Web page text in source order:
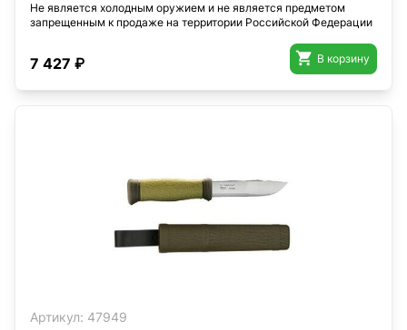
Не является холодным оружием и не является предметом
запрещенным к продаже на территории Российской Федерации
7 427 ₽  В корзину
Артикул: 47949